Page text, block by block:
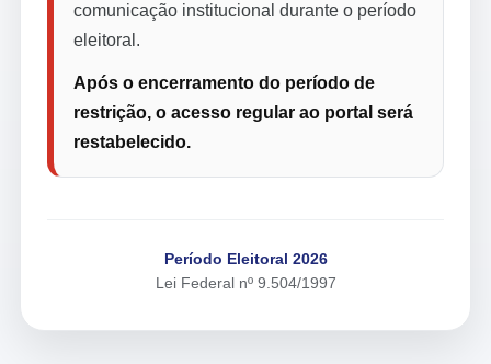
comunicação institucional durante o período
eleitoral.
Após o encerramento do período de
restrição, o acesso regular ao portal será
restabelecido.
Período Eleitoral 2026
Lei Federal nº 9.504/1997